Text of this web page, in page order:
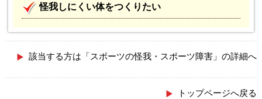
怪我しにくい体をつくりたい
該当する方は「スポーツの怪我・スポーツ障害」の詳細へ
トップページへ戻る